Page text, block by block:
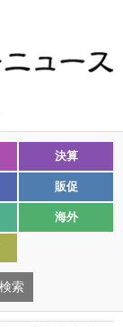
決算
販促
海外